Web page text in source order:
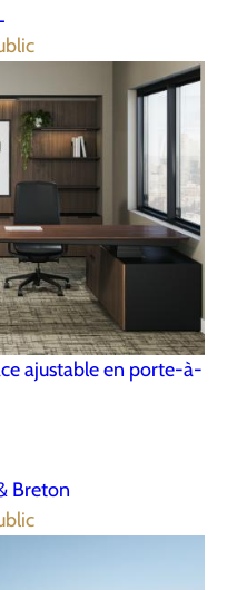
ajustable en porte-à-
Breton